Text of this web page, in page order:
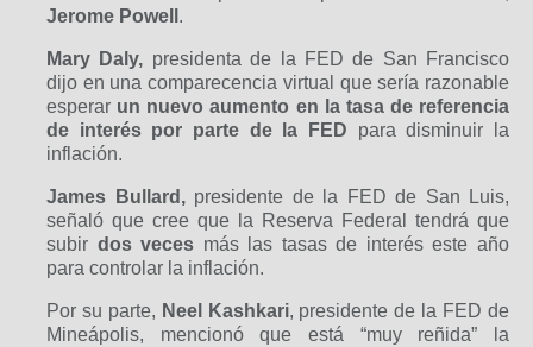
Jerome Powell .
Mary Daly, presidenta de la FED de San Francisco
dijo en una comparecencia virtual que sería razonable
esperar un nuevo aumento en la tasa de referencia
de interés por parte de la FED para disminuir la
inflación.
James Bullard,presidente de la FED de San Luis,
señaló que cree que la Reserva Federal tendrá que
subir dos veces más las tasas de interés este año
para controlar la inflación.
Por su parte, Neel Kashkari, presidente de la FED de
Mineápolis, mencionó que está “muy reñida” la